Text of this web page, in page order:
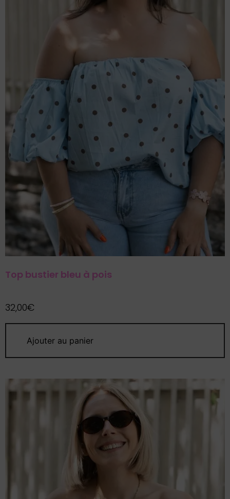
Top bustier bleu à pois
32,00€
Ajouter au panier
Rejoignez
l’univers
Dressing
Blondie
Inscrivez-vous
newsletter et
-10% sur
première.
Votre adresse mail*